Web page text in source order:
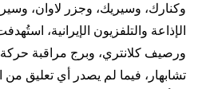
وكنارك، وسيريك، وجزر لاوان،
الإذاعة والتلفزيون الإيرانية،
ورصيف كلانتري، وبرج مراقبة حركة
تشابهار، فيما لم يصدر أي تعليق من